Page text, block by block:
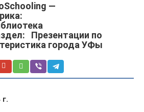
—
Презентации по
города УФы